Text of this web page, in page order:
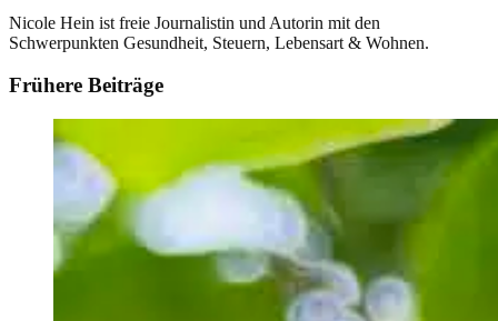
Nicole Hein ist freie Journalistin und Autorin mit den
Schwerpunkten Gesundheit, Steuern, Lebensart & Wohnen.
Frühere Beiträge